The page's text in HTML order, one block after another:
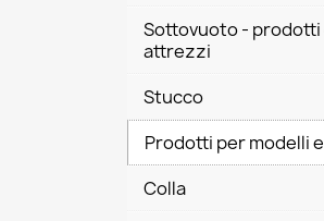
Sottovuoto - prodotti
attrezzi
Stucco
Prodotti per modelli
Colla